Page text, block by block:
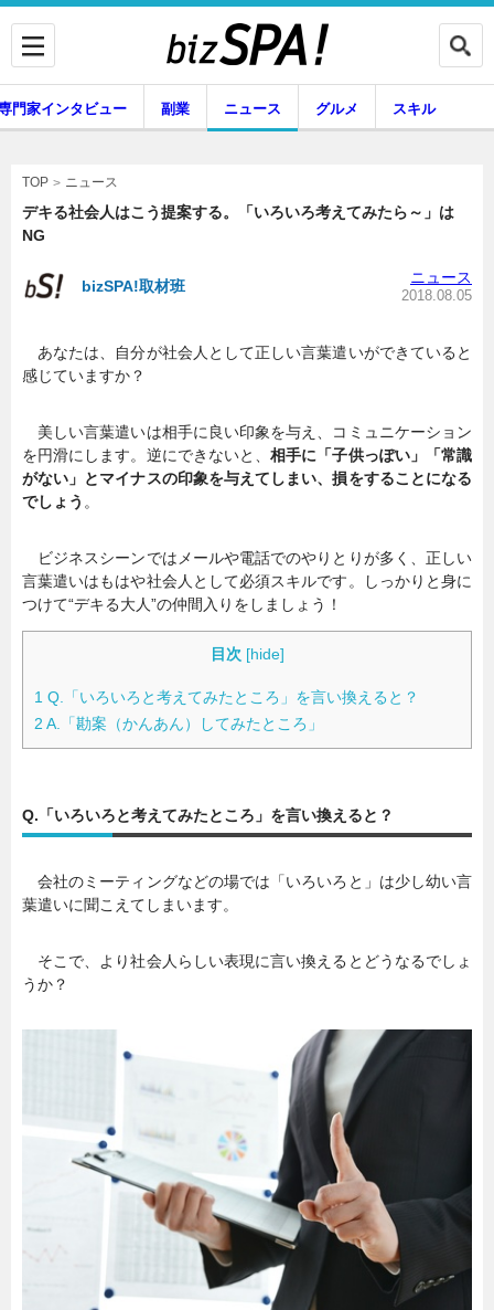
専門家インタビュー
副業 ニュース
グルメ スキル
門家インタビュー 副業 ニュース グルメ スキル
TOP ニュース
デキる社会人はこう提案する。「いろいろ考えてみたら～」は
NG
bizSPA!取材班 ニュース
2018.08.05
あなたは、自分が社会人として正しい言葉遣いができていると
感じていますか？
美しい言葉遣いは相手に良い印象を与え、コミュニケーション
を円滑にします。逆にできないと、相手に「子供っぽい」「常識
がない」とマイナスの印象を与えてしまい、損をすることになる
でしょう 。
ビジネスシーンではメールや電話でのやりとりが多く、正しい
言葉遣いはもはや社会人として必須スキルです。しっかりと身に
つけて“デキる大人”の仲間入りをしましょう！
目次 [hide]
1 Q.「いろいろと考えてみたところ」を言い換えると？
2 A.「勘案（かんあん）してみたところ」
Q.「いろいろと考えてみたところ」を言い換えると？
会社のミーティングなどの場では「いろいろと」は少し幼い言
葉遣いに聞こえてしまいます。
そこで、より社会人らしい表現に言い換えるとどうなるでしょ
うか？